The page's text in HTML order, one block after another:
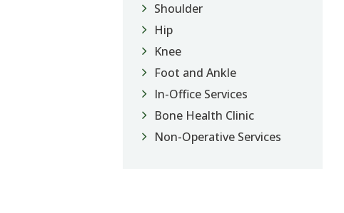
Shoulder
Hip
Knee
Foot and Ankle
In-Office Services
Bone Health Clinic
Non-Operative Services